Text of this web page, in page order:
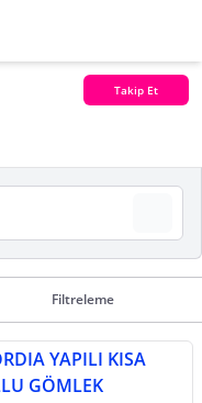
Takip Et
Filtreleme